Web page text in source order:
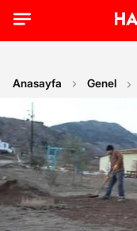
Anasayfa Genel